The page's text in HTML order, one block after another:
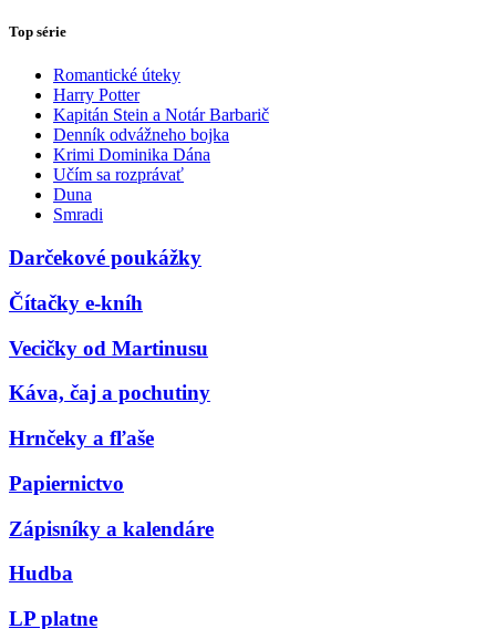
Top série
Romantické úteky
Harry Potter
Kapitán Stein a Notár Barbarič
Denník odvážneho bojka
Krimi Dominika Dána
Učím sa rozprávať
Duna
Smradi
Darčekové poukážky
Čítačky e-kníh
Vecičky od Martinusu
Káva, čaj a pochutiny
Hrnčeky a fľaše
Papiernictvo
Zápisníky a kalendáre
Hudba
LP platne